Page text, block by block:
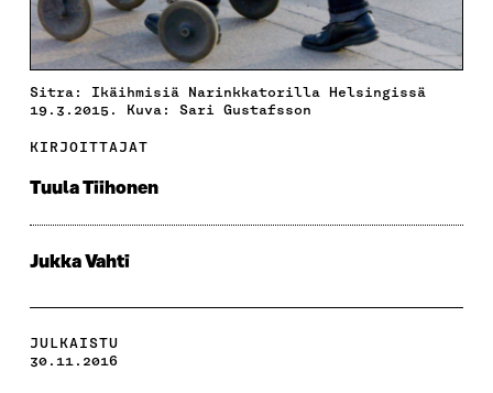
Sitra: Ikäihmisiä Narinkkatorilla Helsingissä
19.3.2015. Kuva: Sari Gustafsson
KIRJOITTAJAT
Tuula Tiihonen
Jukka Vahti
JULKAISTU
30.11.2016